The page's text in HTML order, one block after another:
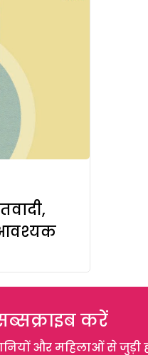
आवश्यक
करें
और महिलाओं से जुड़ी